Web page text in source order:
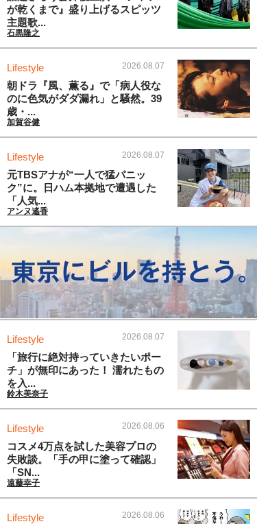
が乾くまで』盛り上げるスピッツ
主題歌...
石黒隆之
Lifestyle 2026.08.07
朝ドラ『風、薫る』で「病人役な
のに色気がダダ漏れ」と騒然。39
歳・...
加賀谷健
Lifestyle 2026.08.07
元TBSアナが“一人で猛パニッ
ク”に。日ハム本拠地で遭遇した
「人気...
アンヌ遙香
Lifestyle 2026.08.07
「旅行に絶対持っていきたいポー
チ」が無印にあった！ 濡れたもの
を入...
鈴木美奈子
Lifestyle 2026.08.06
コスメ4万点を試した美容プロの
失敗談。「手の甲に塗って確認」
「SN...
遠藤幸子
Lifestyle 2026.08.06